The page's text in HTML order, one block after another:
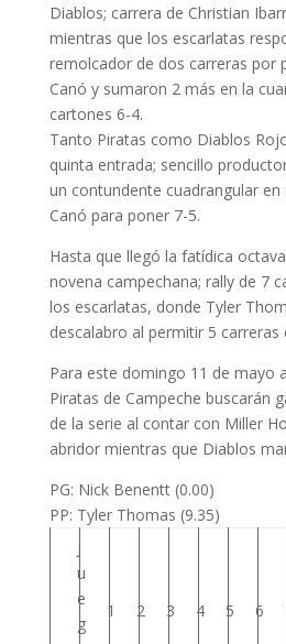
Diablos; carrera de Christian
mientras que los escarlatas
remolcador de dos carreras por
Canó y sumaron 2 más en la
cartones 6-4.
Tanto Piratas como Diablos
quinta entrada; sencillo
un contundente cuadrangular
Canó para poner 7-5.
Hasta que llegó la fatídica
novena campechana; rally de 7
los escarlatas, donde Tyler
descalabro al permitir 5 carreras
Para este domingo 11 de mayo
Piratas de Campeche buscarán
de la serie al contar con Miller
abridor mientras que Diablos
PG: Nick Benentt (0.00)
PP: Tyler Thomas (9.35)
J
u
e
g
1 2 3 4 5 6